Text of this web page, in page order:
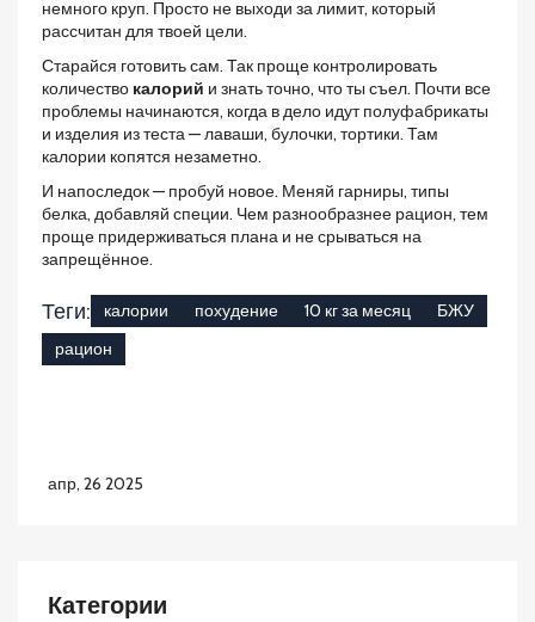
немного круп. Просто не выходи за лимит, который
рассчитан для твоей цели.
Старайся готовить сам. Так проще контролировать
количество калорий и знать точно, что ты съел. Почти все
проблемы начинаются, когда в дело идут полуфабрикаты
и изделия из теста — лаваши, булочки, тортики. Там
калории копятся незаметно.
И напоследок — пробуй новое. Меняй гарниры, типы
белка, добавляй специи. Чем разнообразнее рацион, тем
проще придерживаться плана и не срываться на
запрещённое.
Теги: калории похудение 10 кг за месяц
БЖУ
рацион
апр, 26 2025
Категории